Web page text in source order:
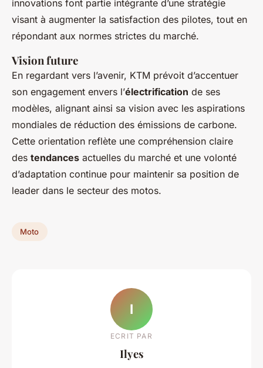
innovations font partie intégrante d’une stratégie
visant à augmenter la satisfaction des pilotes, tout en
répondant aux normes strictes du marché.
Vision future
En regardant vers l’avenir, KTM prévoit d’accentuer
son engagement envers l’électrification de ses
modèles, alignant ainsi sa vision avec les aspirations
mondiales de réduction des émissions de carbone.
Cette orientation reflète une compréhension claire
des tendances actuelles du marché et une volonté
d’adaptation continue pour maintenir sa position de
leader dans le secteur des motos.
Moto
I
ECRIT PAR
Ilyes